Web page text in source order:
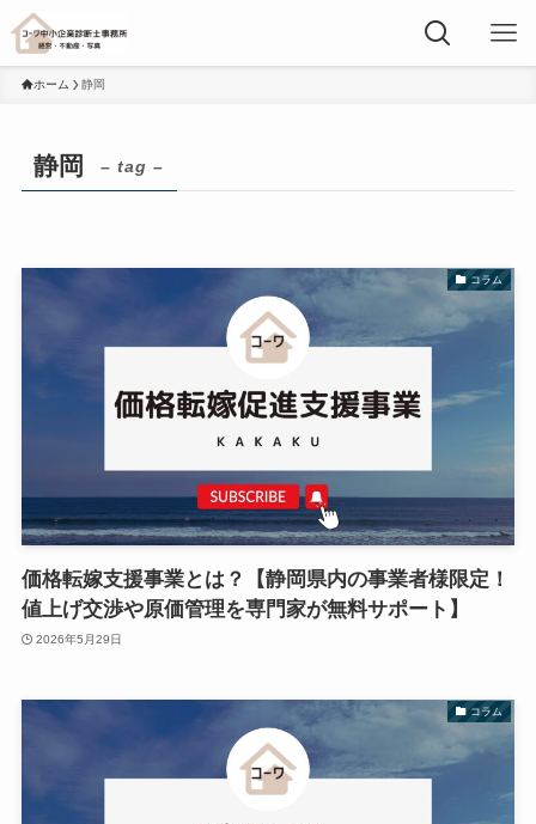
ホーム 静岡
静岡 – tag –
コラム
価格転嫁支援事業とは？【静岡県内の事業者様限定！
値上げ交渉や原価管理を専門家が無料サポート】
2026年5月29日
コラム